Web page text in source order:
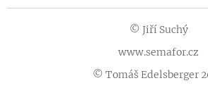
© Jiří Suchý
www.semafor.cz
© Tomáš Edelsberger